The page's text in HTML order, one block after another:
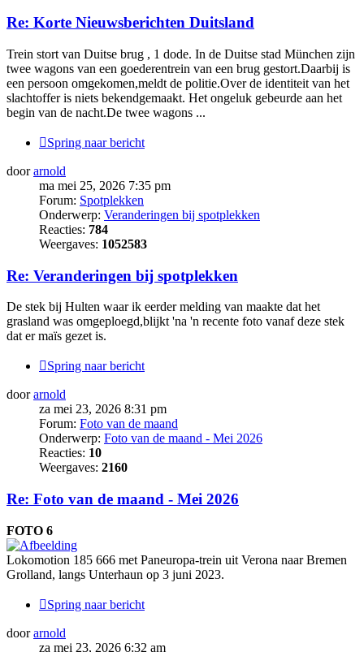
Re: Korte Nieuwsberichten Duitsland
Trein stort van Duitse brug , 1 dode. In de Duitse stad München zijn
twee wagons van een goederentrein van een brug gestort.Daarbij is
een persoon omgekomen,meldt de politie.Over de identiteit van het
slachtoffer is niets bekendgemaakt. Het ongeluk gebeurde aan het
begin van de nacht.De twee wagons ...
Spring naar bericht
doorarnold
ma mei 25, 2026 7:35 pm
Forum: Spotplekken
Onderwerp: Veranderingen bij spotplekken
Reacties: 784
Weergaves: 1052583
Re: Veranderingen bij spotplekken
De stek bij Hulten waar ik eerder melding van maakte dat het
grasland was omgeploegd,blijkt 'na 'n recente foto vanaf deze stek
dat er maïs gezet is.
Spring naar bericht
doorarnold
za mei 23, 2026 8:31 pm
Forum: Foto van de maand
Onderwerp: Foto van de maand - Mei 2026
Reacties: 10
Weergaves: 2160
Re: Foto van de maand - Mei 2026
FOTO 6
Lokomotion 185 666 met Paneuropa-trein uit Verona naar Bremen
Grolland, langs Unterhaun op 3 juni 2023.
Spring naar bericht
doorarnold
za mei 23, 2026 6:32 am